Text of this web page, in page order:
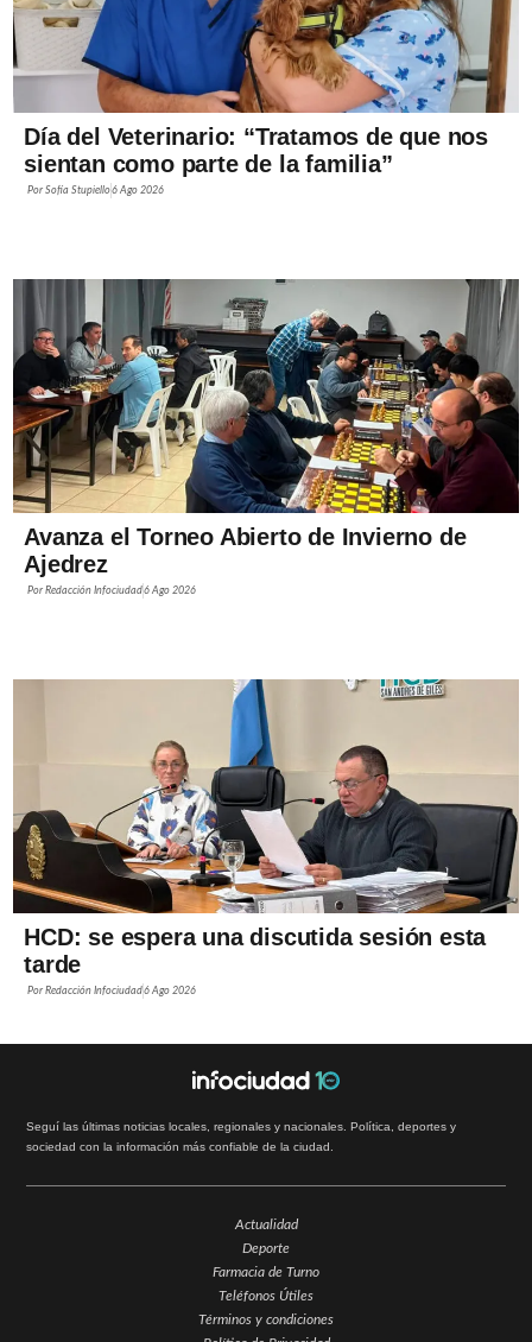
Día del Veterinario: “Tratamos de que nos
sientan como parte de la familia”
PorSofía Stupiello6 Ago 2026
Avanza el Torneo Abierto de Invierno de
Ajedrez
PorRedacción Infociudad6 Ago 2026
HCD: se espera una discutida sesión esta
tarde
PorRedacción Infociudad6 Ago 2026
Seguí las últimas noticias locales, regionales y nacionales. Política, deportes y
sociedad con la información más confiable de la ciudad.
Actualidad
Deporte
Farmacia de Turno
Teléfonos Útiles
Términos y condiciones